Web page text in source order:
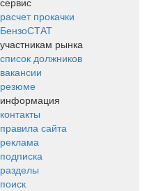
расчет прокачки
БензоСТАТ
участникам рынка
список должников
вакансии
резюме
информация
контакты
правила сайта
реклама
подписка
разделы
поиск